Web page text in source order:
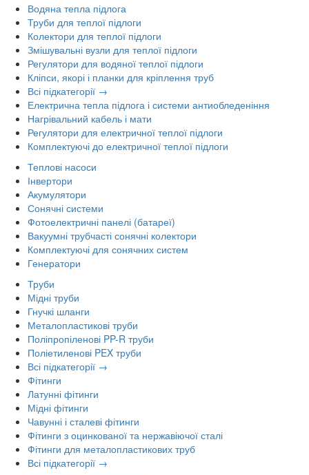
Водяна тепла підлога
Труби для теплої підлоги
Колектори для теплої підлоги
Змішувальні вузли для теплої підлоги
Регулятори для водяної теплої підлоги
Кліпси, якорі і планки для кріплення труб
Всі підкатегорії →
Електрична тепла підлога і системи антиобледеніння
Нагрівальний кабель і мати
Регулятори для електричної теплої підлоги
Комплектуючі до електричної теплої підлоги
Теплові насоси
Інвертори
Акумулятори
Сонячні системи
Фотоелектричні панелі (батареї)
Вакуумні трубчасті сонячні колектори
Комплектуючі для сонячних систем
Генератори
Труби
Мідні труби
Гнучкі шланги
Металопластикові труби
Поліпропіленові PP-R труби
Поліетиленові PEX труби
Всі підкатегорії →
Фітинги
Латунні фітинги
Мідні фітинги
Чавунні і сталеві фітинги
Фітинги з оцинкованої та нержавіючої сталі
Фітинги для металопластикових труб
Всі підкатегорії →